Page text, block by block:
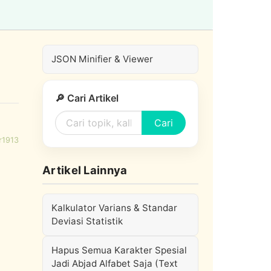
JSON Minifier & Viewer
🔎 Cari Artikel
Cari
Artikel Lainnya
Kalkulator Varians & Standar
Deviasi Statistik
Hapus Semua Karakter Spesial
Jadi Abjad Alfabet Saja (Text